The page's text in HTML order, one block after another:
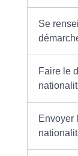
Se
Faire le
Envoyer